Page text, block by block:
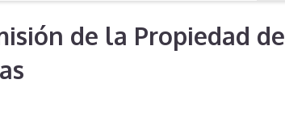
de la Propiedad de